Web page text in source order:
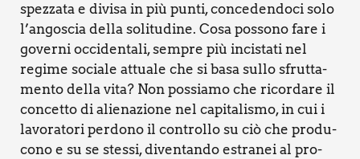
spez­za­ta e divi­sa in più pun­ti, con­ce­den­do­ci solo
l’angoscia del­la soli­tu­di­ne. Cosa pos­so­no fare i
gover­ni occi­den­ta­li, sem­pre più inci­sta­ti nel
regi­me socia­le attua­le che si basa sul­lo sfrut­ta­
men­to del­la vita? Non pos­sia­mo che ricor­da­re il
con­cet­to di alie­na­zio­ne nel capi­ta­li­smo, in cui i
lavo­ra­to­ri per­do­no il con­trol­lo su ciò che pro­du­
co­no e su se stes­si, diven­tan­do estra­nei al pro­